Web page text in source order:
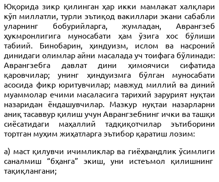
Юқорида зикр қилинган ҳар икки мамлакат халқлари
кўп миллатли, турли эътиқод вакиллари экани сабабли
уларнинг бобурийларга, жумладан, Аврангзеб
ҳукмронлигига муносабати ҳам ўзига хос бўлиши
табиий. Бинобарин, ҳиндуизм, ислом ва насроний
динидаги олимлар айни масалада уч тоифага бўлинади:
Аврангзебга давлат дини ҳимоячиси сифатида
қаровчилар; унинг ҳиндуизмга бўлган муносабати
асосида фикр юритувчилар; мавжуд миллий ва диний
муаммолар ечими масаласига тарихий зарурият нуқтаи
назаридан ёндашувчилар. Мазкур нуқтаи назарларни
аниқ тасаввур қилиш учун Аврангзебнинг ички ва ташқи
сиёсатидаги маҳаллий тадқиқотчилар эътиборини
тортган муҳим жиҳатларга эътибор қаратиш лозим:
а) маст қилувчи ичимликлар ва гиёҳвандлик ўсимлиги
саналмиш “бҳанга” экиш, уни истеъмол қилишнинг
тақиқлангани;